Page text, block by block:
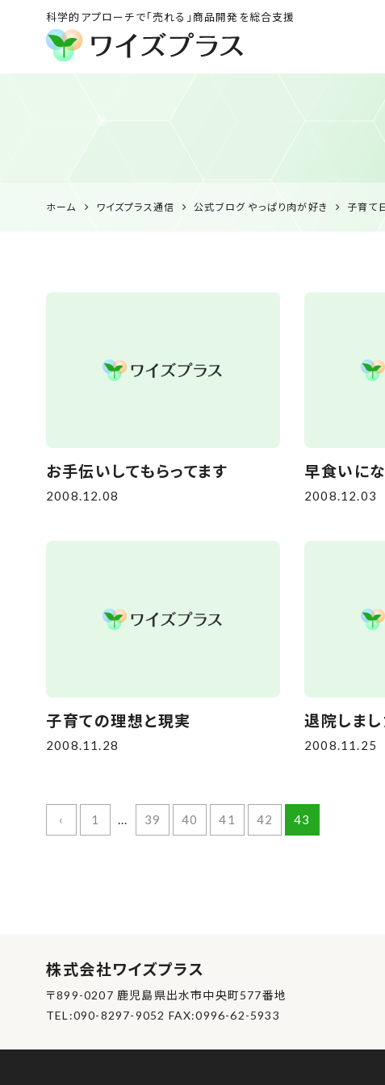
科学的アプローチで「売れる」商品開発を総合支援
HACCP衛生管理・食
品表示の専門コンサル
ホーム ワイズプラス通信 公式ブログ やっぱり肉が好き 子育て
お手伝いしてもらってます
2008.12.08
早食いに
2008.12.03
子育ての理想と現実
2008.11.28
退院しまし
2008.11.25
1
‹ ... 39 40 41 42 43
株式会社ワイズプラス
〒899-0207 鹿児島県出水市中央町577番地
TEL:090-8297-9052 FAX:0996-62-5933